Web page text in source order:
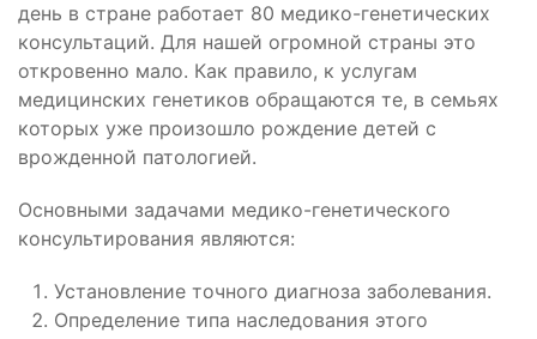
день в стране работает 80 медико-генетических
консультаций. Для нашей огромной страны это
откровенно мало. Как правило, к услугам
медицинских генетиков обращаются те, в семьях
которых уже произошло рождение детей с
врожденной патологией.
Основными задачами медико-генетического
консультирования являются:
Установление точного диагноза заболевания.
Определение типа наследования этого